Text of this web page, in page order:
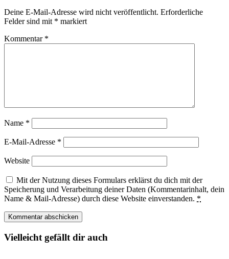
Deine E-Mail-Adresse wird nicht veröffentlicht. Erforderliche
Felder sind mit * markiert
Kommentar *
Name *
E-Mail-Adresse *
Website
Mit der Nutzung dieses Formulars erklärst du dich mit der
Speicherung und Verarbeitung deiner Daten (Kommentarinhalt, dein
Name & Mail-Adresse) durch diese Website einverstanden. *
Vielleicht gefällt dir auch